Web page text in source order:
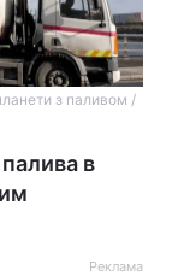
з паливом /
в
Реклама